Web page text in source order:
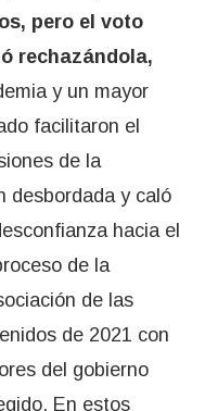
pero el voto
rechazándola,
y un mayor
facilitaron el
de la
desbordada y caló
hacia el
de la
de las
de 2021 con
del gobierno
En estos